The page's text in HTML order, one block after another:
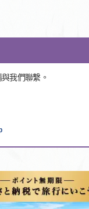
我們聯繫。